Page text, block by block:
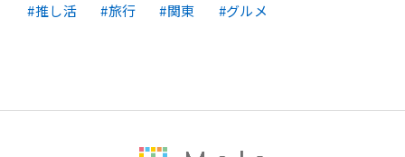
推し活
旅行 関東 グルメ